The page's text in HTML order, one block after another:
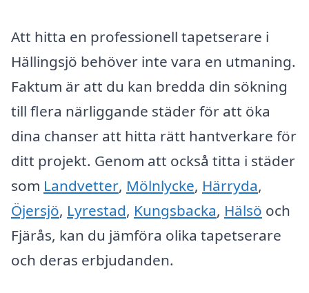
Att hitta en professionell tapetserare i
Hällingsjö behöver inte vara en utmaning.
Faktum är att du kan bredda din sökning
till flera närliggande städer för att öka
dina chanser att hitta rätt hantverkare för
ditt projekt. Genom att också titta i städer
som Landvetter, Mölnlycke, Härryda,
Öjersjö, Lyrestad, Kungsbacka, Hälsö och
Fjärås, kan du jämföra olika tapetserare
och deras erbjudanden.